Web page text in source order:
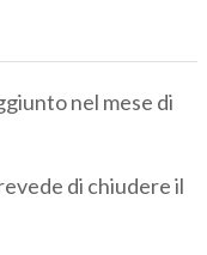
nel mese di
di chiudere il